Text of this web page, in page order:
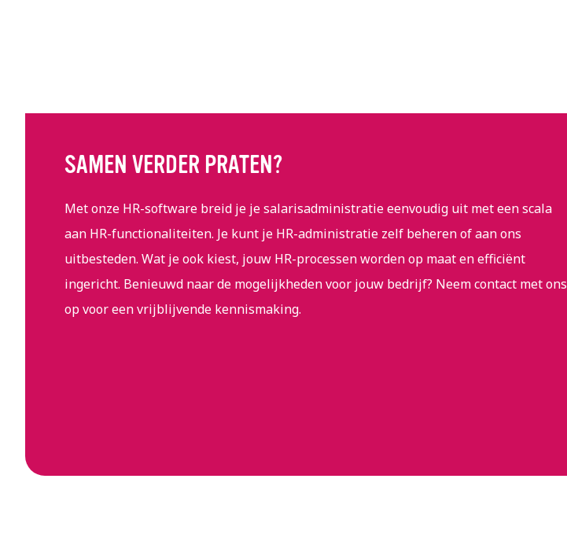
SAMEN VERDER PRATEN?
Met onze HR-software breid je je salarisadministratie eenvoudig uit met een scala
aan HR-functionaliteiten. Je kunt je HR-administratie zelf beheren of aan ons
uitbesteden. Wat je ook kiest, jouw HR-processen worden op maat en efficiënt
ingericht. Benieuwd naar de mogelijkheden voor jouw bedrijf? Neem contact met ons
op voor een vrijblijvende kennismaking.